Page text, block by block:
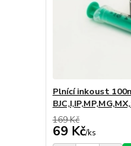
Plnící inkoust
169 Kč
69 Kč/ks